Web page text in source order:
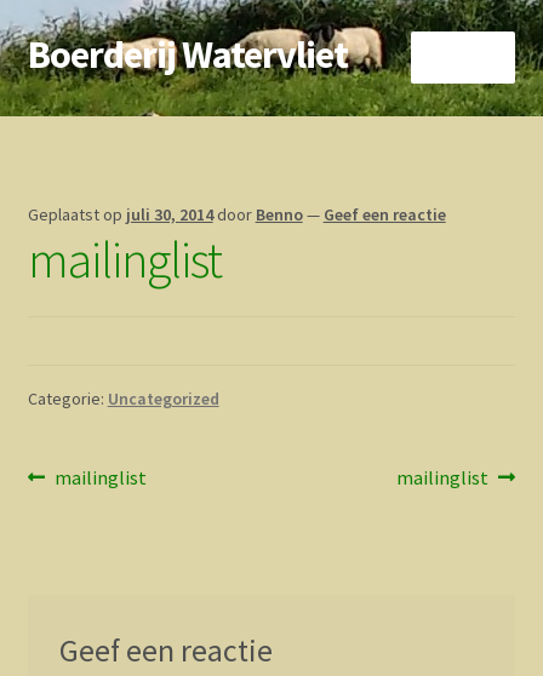
Ga
door
naar
Ga
direct
naar
Boerderij Watervliet
Home
Geplaatst op juli 30, 2014 door Benno— Geef een reactie
mailinglist
Categorie: Uncategorized
Bericht
Vorig
mailinglist
Volgend
mailinglist
Geef een reactie